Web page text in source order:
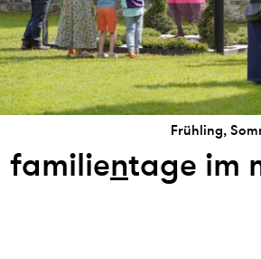
Frühling,
familientage im